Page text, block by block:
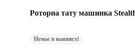
Роторна тату машинка
Немає в наявнсті